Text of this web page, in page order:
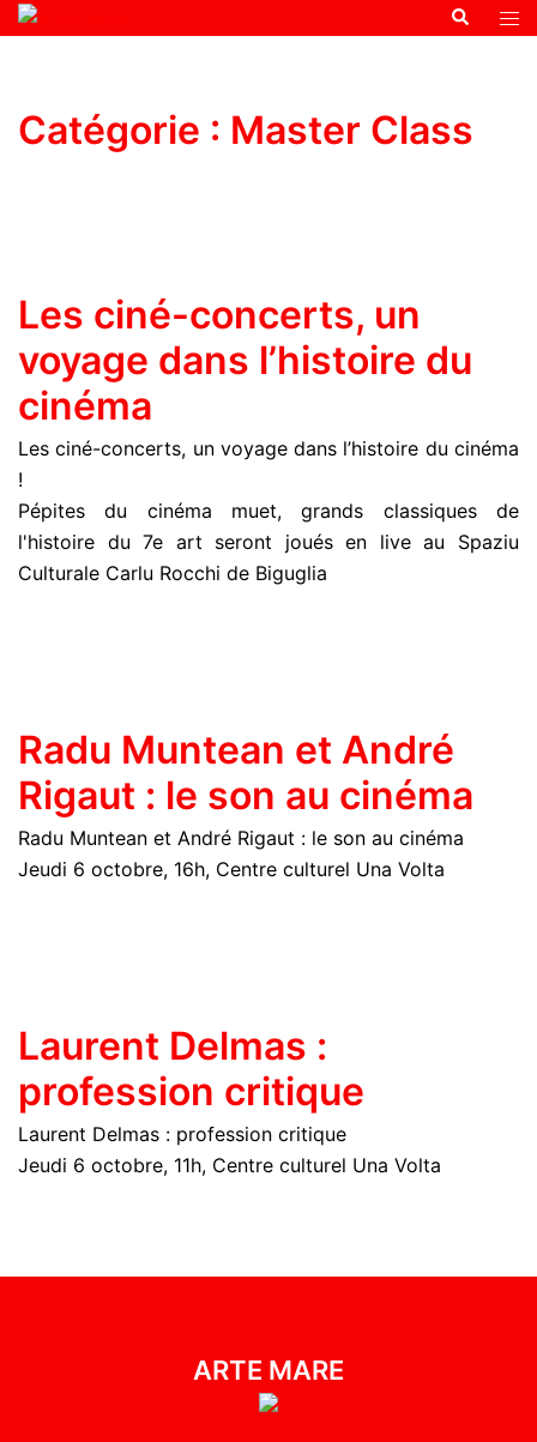
Catégorie : Master Class
Les ciné-concerts, un
voyage dans l’histoire du
cinéma
Les ciné-concerts, un voyage dans l’histoire du cinéma
!
Pépites du cinéma muet, grands classiques de
l'histoire du 7e art seront joués en live au Spaziu
Culturale Carlu Rocchi de Biguglia
Radu Muntean et André
Rigaut : le son au cinéma
Radu Muntean et André Rigaut : le son au cinéma
Jeudi 6 octobre, 16h, Centre culturel Una Volta
Laurent Delmas :
profession critique
Laurent Delmas : profession critique
Jeudi 6 octobre, 11h, Centre culturel Una Volta
ARTE MARE